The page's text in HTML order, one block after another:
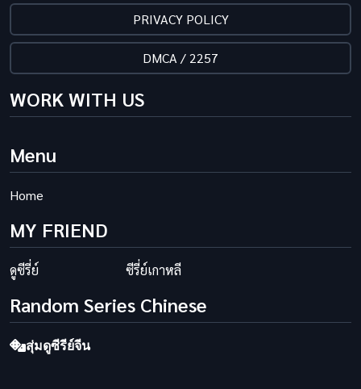
PRIVACY POLICY
DMCA / 2257
WORK WITH US
Menu
Home
MY FRIEND
ดูซีรี่ย์ ซีรี่ย์เกาหลี
Random Series Chinese
สุ่มดูซีรีย์จีน